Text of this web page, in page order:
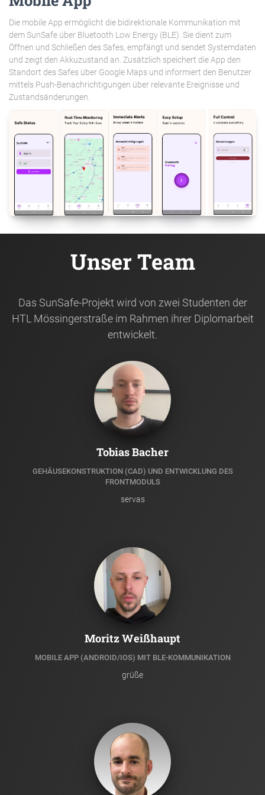
Die mobile App ermöglicht die bidirektionale Kommunikation mit
dem SunSafe über Bluetooth Low Energy (BLE). Sie dient zum
Öffnen und Schließen des Safes, empfängt und sendet Systemdaten
und zeigt den Akkuzustand an. Zusätzlich speichert die App den
Standort des Safes über Google Maps und informiert den Benutzer
mittels Push-Benachrichtigungen über relevante Ereignisse und
Zustandsänderungen.
Unser Team
Das SunSafe-Projekt wird von zwei Studenten der
HTL Mössingerstraße im Rahmen ihrer Diplomarbeit
entwickelt.
Tobias Bacher
GEHÄUSEKONSTRUKTION (CAD) UND ENTWICKLUNG DES
FRONTMODULS
servas
Moritz Weißhaupt
MOBILE APP (ANDROID/IOS) MIT BLE-KOMMUNIKATION
grüße